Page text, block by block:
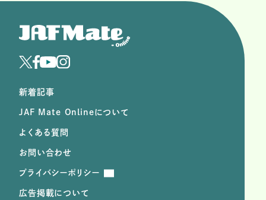
新着記事
JAF Mate Onlineについて
よくある質問
お問い合わせ
プライバシーポリシー
広告掲載について